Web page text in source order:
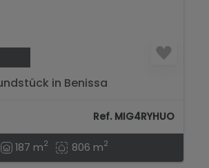
in Benissa
Ref. MIG4RYHUO
187 m2 806 m2